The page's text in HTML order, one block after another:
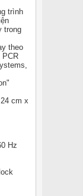
trình
trong
theo
PCR
cm x
Hz